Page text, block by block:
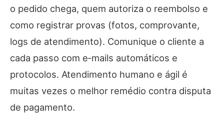
o pedido chega, quem autoriza o reembolso e
como registrar provas (fotos, comprovante,
logs de atendimento). Comunique o cliente a
cada passo com e‑mails automáticos e
protocolos. Atendimento humano e ágil é
muitas vezes o melhor remédio contra disputa
de pagamento.